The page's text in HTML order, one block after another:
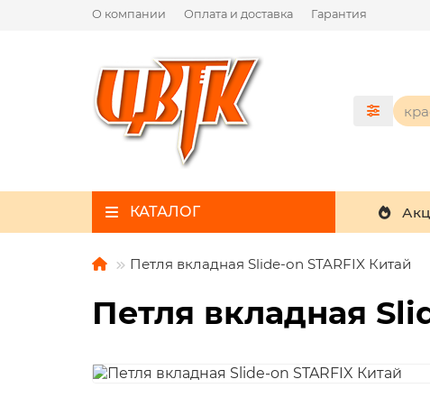
О компании Оплата и доставка Гарантия
КАТАЛОГ
Петля вкладная Slide-on STARFIX Китай
Петля вкладная